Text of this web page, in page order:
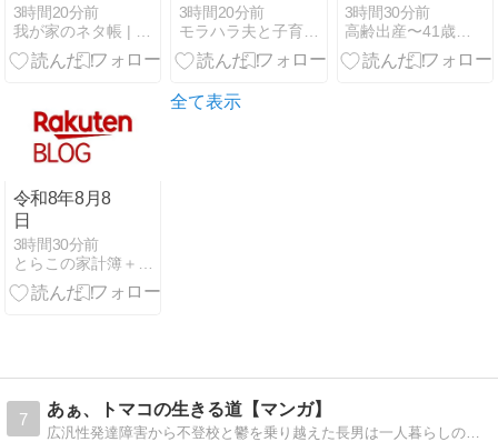
3時間20分前
の予定が狂っ
た
3時間20分前
3時間30分前
令和8年8月8
日
3時間30分前
全て表示
7
あぁ、トマコの生きる道【マンガ】
広汎性発達障害から不登校と鬱を乗り越えた長男は一人暮らしの社会人二年生。ADHDを抱えた次男は社会人一年生。発達障害３兄弟を育てる母トマコの４〜１６コママンガ。